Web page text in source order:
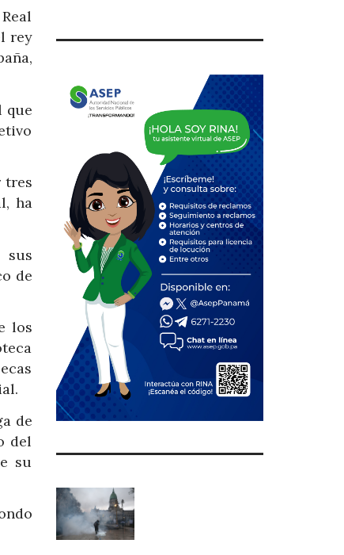
rey
que
tres
ha
sus
de
los
de
del
su